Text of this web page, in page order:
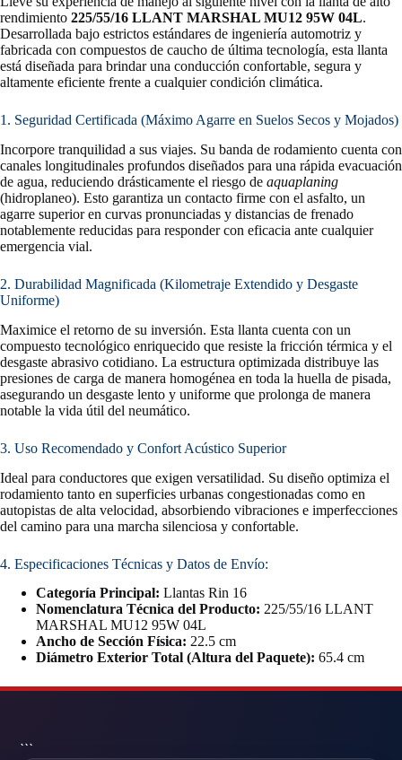
rendimiento 225/55/16 LLANT MARSHAL MU12 95W 04L.
Desarrollada bajo estrictos estándares de ingeniería automotriz y
fabricada con compuestos de caucho de última tecnología, esta llanta
está diseñada para brindar una conducción confortable, segura y
altamente eficiente frente a cualquier condición climática.
1. Seguridad Certificada (Máximo Agarre en Suelos Secos y Mojados)
Incorpore tranquilidad a sus viajes. Su banda de rodamiento cuenta con
canales longitudinales profundos diseñados para una rápida evacuación
de agua, reduciendo drásticamente el riesgo de aquaplaning
(hidroplaneo). Esto garantiza un contacto firme con el asfalto, un
agarre superior en curvas pronunciadas y distancias de frenado
notablemente reducidas para responder con eficacia ante cualquier
emergencia vial.
2. Durabilidad Magnificada (Kilometraje Extendido y Desgaste
Uniforme)
Maximice el retorno de su inversión. Esta llanta cuenta con un
compuesto tecnológico enriquecido que resiste la fricción térmica y el
desgaste abrasivo cotidiano. La estructura optimizada distribuye las
presiones de carga de manera homogénea en toda la huella de pisada,
asegurando un desgaste lento y uniforme que prolonga de manera
notable la vida útil del neumático.
3. Uso Recomendado y Confort Acústico Superior
Ideal para conductores que exigen versatilidad. Su diseño optimiza el
rodamiento tanto en superficies urbanas congestionadas como en
autopistas de alta velocidad, absorbiendo vibraciones e imperfecciones
del camino para una marcha silenciosa y confortable.
4. Especificaciones Técnicas y Datos de Envío:
Categoría Principal: Llantas Rin 16
Nomenclatura Técnica del Producto: 225/55/16 LLANT
MARSHAL MU12 95W 04L
Ancho de Sección Física: 22.5 cm
Diámetro Exterior Total (Altura del Paquete): 65.4 cm
```